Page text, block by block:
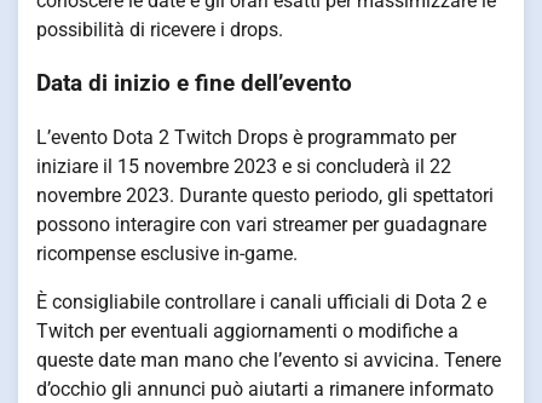
possibilità di ricevere i drops.
Data di inizio e fine dell’evento
L’evento Dota 2 Twitch Drops è programmato per
iniziare il 15 novembre 2023 e si concluderà il 22
novembre 2023. Durante questo periodo, gli spettatori
possono interagire con vari streamer per guadagnare
ricompense esclusive in-game.
È consigliabile controllare i canali ufficiali di Dota 2 e
Twitch per eventuali aggiornamenti o modifiche a
queste date man mano che l’evento si avvicina. Tenere
d’occhio gli annunci può aiutarti a rimanere informato